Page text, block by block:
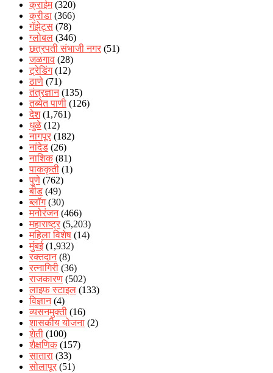
क्राईम(320)
क्रीडा (366)
गॅझेट्स (78)
ग्लोबल (346)
छत्रपती संभाजी नगर (51)
जळगाव (28)
ट्रेडिंग(12)
ठाणे (71)
तंत्रज्ञान(135)
तब्येत पाणी (126)
देश(1,761)
धुळे (12)
नागपूर (182)
नांदेड (26)
नाशिक (81)
पाककृती (1)
पुणे (762)
बीड (49)
ब्लॉग(30)
मनोरंजन(466)
महाराष्ट्र (5,203)
महिला विशेष (14)
मुंबई(1,932)
रक्‍तदान(8)
रत्नागिरी (36)
राजकारण (502)
लाइफ स्टाइल (133)
विज्ञान(4)
व्यसनमुक्ती (16)
शासकीय योजना (2)
शेती (100)
शैक्षणिक (157)
सातारा (33)
सोलापूर (51)